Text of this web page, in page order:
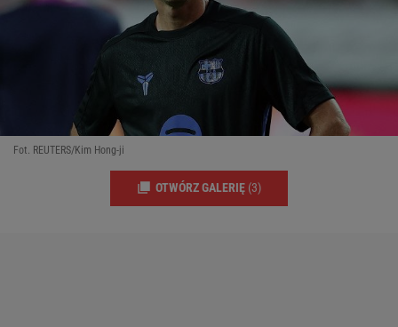
Fot. REUTERS/Kim Hong-ji
OTWÓRZ GALERIĘ (3)